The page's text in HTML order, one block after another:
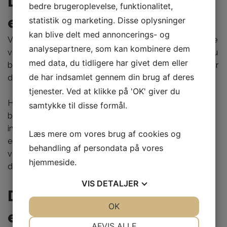
eller udenfor dit hus
Velux-døre fås både som tagmonterede og sidehængte
varianter. Hvis du har et eksisterende veluxvindue, kan du
blot erstatte det med en veluxdør – der er ikke behov for
dyre og forstyrrende renoveringer.
Hvis dit hjem ikke har veluxvinduer, skal du ikke være
bekymret! Velux tilbyder en række
installationsmuligheder, der passer til ethvert budget og
enhver omstændighed. Du kan vælge at installere
veluxdøre på taget eller udenfor dit hus – alt efter hvad
der passer dig bedst.
Du skal muligvis få fat i en
elektriker
bedre brugeroplevelse, funktionalitet,
statistik og marketing. Disse oplysninger
kan blive delt med annoncerings- og
analysepartnere, som kan kombinere dem
med data, du tidligere har givet dem eller
de har indsamlet gennem din brug af deres
tjenester. Ved at klikke på 'OK' giver du
samtykke til disse formål.
Læs mere om vores brug af cookies og
behandling af persondata på vores
hjemmeside.
VIS DETALJER
OK